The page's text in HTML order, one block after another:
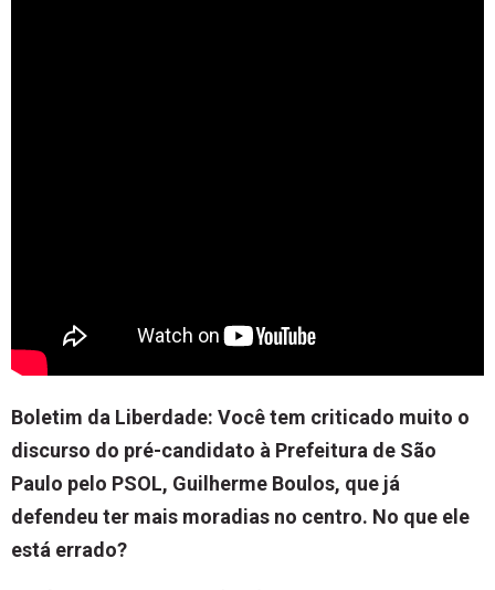
Boletim da Liberdade: Você tem criticado muito o
discurso do pré-candidato à Prefeitura de São
Paulo pelo PSOL, Guilherme Boulos, que já
defendeu ter mais moradias no centro. No que ele
está errado?